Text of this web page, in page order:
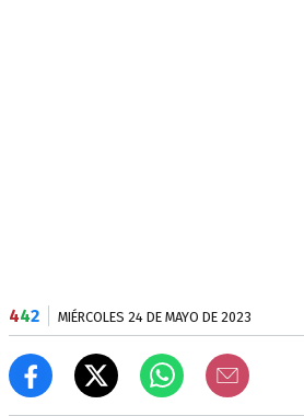
442 MIÉRCOLES 24 DE MAYO DE 2023